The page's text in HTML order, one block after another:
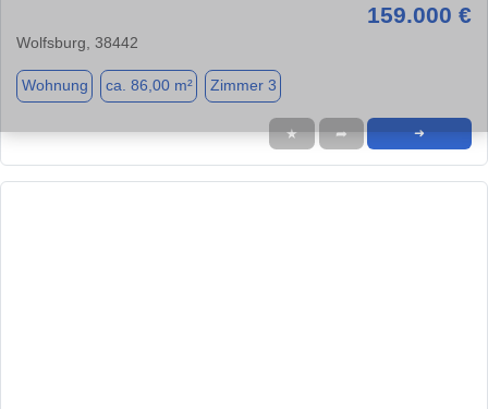
159.000 €
Wolfsburg, 38442
Wohnung ca. 86,00 m² Zimmer 3
★ ➦ ➜